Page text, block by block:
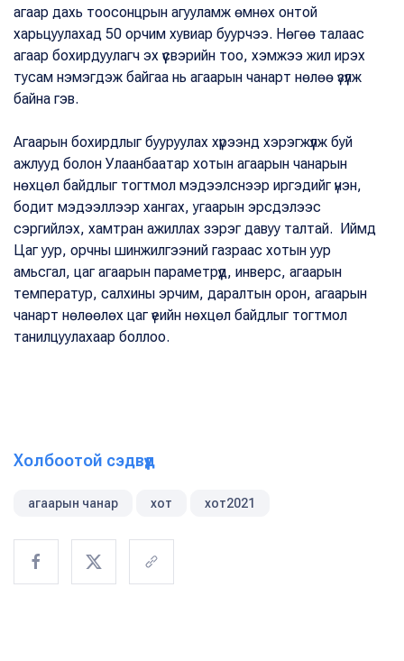
агаар дахь тоосонцрын агууламж өмнөх онтой
харьцуулахад 50 орчим хувиар буурчээ. Нөгөө талаас
агаар бохирдуулагч эх үүсвэрийн тоо, хэмжээ жил ирэх
тусам нэмэгдэж байгаа нь агаарын чанарт нөлөө үзүүлж
байна гэв.
Агаарын бохирдлыг бууруулах хүрээнд хэрэгжүүлж буй
ажлууд болон Улаанбаатар хотын агаарын чанарын
нөхцөл байдлыг тогтмол мэдээлснээр иргэдийг үнэн,
бодит мэдээллээр хангах, угаарын эрсдэлээс
сэргийлэх, хамтран ажиллах зэрэг давуу талтай. Иймд
Цаг уур, орчны шинжилгээний газраас хотын уур
амьсгал, цаг агаарын параметрүүд, инверс, агаарын
температур, салхины эрчим, даралтын орон, агаарын
чанарт нөлөөлөх цаг үеийн нөхцөл байдлыг тогтмол
танилцуулахаар боллоо.
Холбоотой сэдвүүд
агаарын чанар хот хот2021